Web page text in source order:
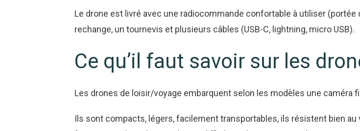
Le drone est livré avec une radiocommande confortable à utiliser (portée
rechange, un tournevis et plusieurs câbles (USB-C, lightning, micro USB).
Ce qu’il faut savoir sur les
Les drones de loisir/voyage embarquent selon les modèles une caméra
Ils sont compacts, légers, facilement transportables, ils résistent bien